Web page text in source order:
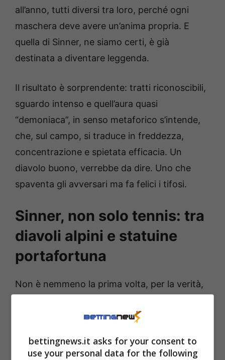
all’anno, tutti diversi tra loro, perché ogni
maschera deve avere un’anima propria. E
quella di Sinner, ne siamo certi, è già
destinata a diventare leggenda.
Il risultato è sorprendente: tratti riconoscibili,
sguardo intenso e quell’aura quasi
“demoniaca”, in senso metaforico s’intende,
che, sul campo, si traduce in freddezza,
concentrazione e spietata efficacia. Un
diavolo buono, verrebbe da dire. Uno che
spaventa gli avversari ma fa felici i tifosi.
Sinner, non solo tennis: tra
diavoli alpini e statuine
portafortuna
Non è nemmeno la prima volta, per la verità,
Catalogna, infatti, era già diventato un
la celebre statuina portafortuna che fa parte
bettingnews.it asks for your consent to
use your personal data for the following